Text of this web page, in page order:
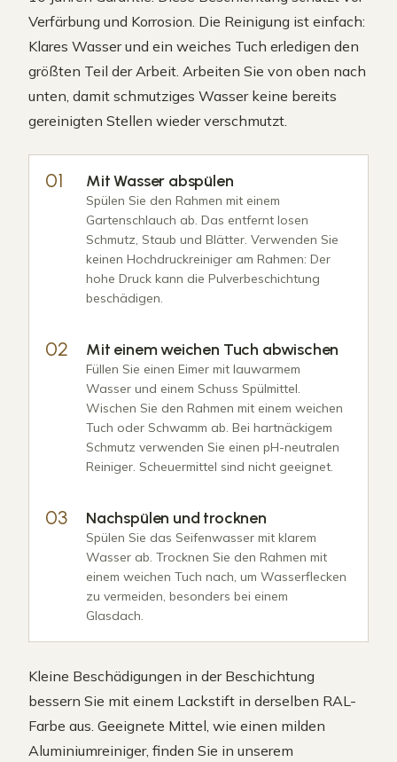
Verfärbung und Korrosion. Die Reinigung ist einfach:
Klares Wasser und ein weiches Tuch erledigen den
größten Teil der Arbeit. Arbeiten Sie von oben nach
unten, damit schmutziges Wasser keine bereits
gereinigten Stellen wieder verschmutzt.
Mit Wasser abspülen
Spülen Sie den Rahmen mit einem
Gartenschlauch ab. Das entfernt losen
Schmutz, Staub und Blätter. Verwenden Sie
keinen Hochdruckreiniger am Rahmen: Der
hohe Druck kann die Pulverbeschichtung
beschädigen.
Mit einem weichen Tuch abwischen
Füllen Sie einen Eimer mit lauwarmem
Wasser und einem Schuss Spülmittel.
Wischen Sie den Rahmen mit einem weichen
Tuch oder Schwamm ab. Bei hartnäckigem
Schmutz verwenden Sie einen pH-neutralen
Reiniger. Scheuermittel sind nicht geeignet.
Nachspülen und trocknen
Spülen Sie das Seifenwasser mit klarem
Wasser ab. Trocknen Sie den Rahmen mit
einem weichen Tuch nach, um Wasserflecken
zu vermeiden, besonders bei einem
Glasdach.
Kleine Beschädigungen in der Beschichtung
bessern Sie mit einem Lackstift in derselben RAL-
Farbe aus. Geeignete Mittel, wie einen milden
Aluminiumreiniger, finden Sie in unserem